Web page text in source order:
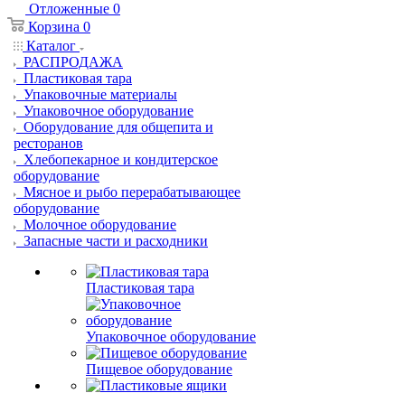
Отложенные 0
Корзина 0
Каталог
РАСПРОДАЖА
Пластиковая тара
Упаковочные материалы
Упаковочное оборудование
Оборудование для общепита и
ресторанов
Хлебопекарное и кондитерское
оборудование
Мясное и рыбо перерабатывающее
оборудование
Молочное оборудование
Запасные части и расходники
Пластиковая тара
Упаковочное оборудование
Пищевое оборудование